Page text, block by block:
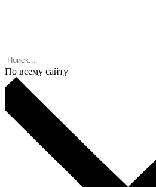
По всему сайту